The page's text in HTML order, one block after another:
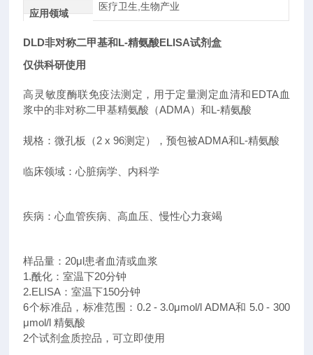
应用领域
医疗卫生,生物产业
DLD非对称二甲基和L-精氨酸ELISA试剂盒
仅供科研使用
高灵敏度酶联免疫法测定，用于定量测定血清和EDTA血
浆中的非对称二甲基精氨酸（ADMA）和L-精氨酸
规格：微孔板（2 x 96测定），预包被ADMA和L-精氨酸
临床领域：心脏病学、内科学
疾病：心血管疾病、高血压、慢性心力衰竭
样品量：20μl患者血清或血浆
1.酰化：室温下20分钟
2.ELISA：室温下150分钟
6个标准品，标准范围：0.2 - 3.0μmol/l ADMA和 5.0 - 300
μmol/l 精氨酸
2个试剂盒质控品，可立即使用